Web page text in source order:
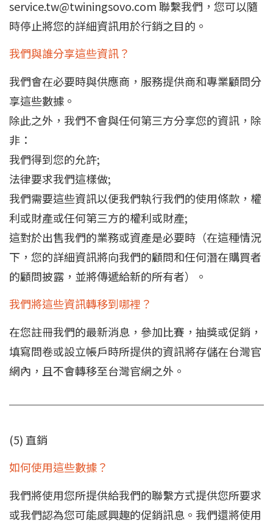
service.tw@twiningsovo.com聯繫我們，您可以隨
時停止將您的詳細資訊用於行銷之目的。
我們與誰分享這些資訊？
我們會在必要時與供應商，服務提供商和專業顧問分
享這些數據。
除此之外，我們不會與任何第三方分享您的資訊，除
非：
我們得到您的允許;
法律要求我們這樣做;
我們需要這些資訊以便我們執行我們的使用條款，權
利或財產或任何第三方的權利或財產;
這對於出售我們的業務或資產是必要時（在這種情況
下，您的詳細資訊將向我們的顧問和任何潛在購買者
的顧問披露，並將傳遞給新的所有者）。
我們將這些資訊轉移到哪裡？
在您註冊我們的最新消息，參加比賽，抽獎或促銷，
填寫問卷或設立帳戶時所提供的資訊將存儲在台灣官
網內，且不會轉移至台灣官網之外。
(5) 直銷
如何使用這些數據？
我們將使用您所提供給我們的聯繫方式提供您所要求
或我們認為您可能感興趣的促銷訊息。我們還將使用